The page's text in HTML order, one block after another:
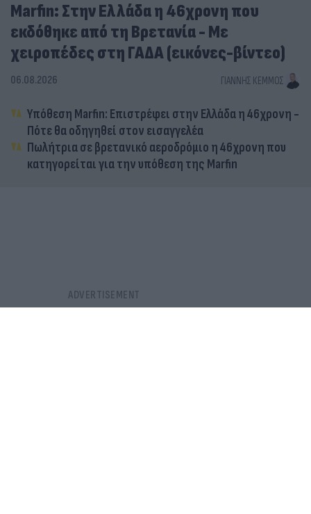
Marfin: Στην Ελλάδα η 46χρονη που
εκδόθηκε από τη Βρετανία - Με
χειροπέδες στη ΓΑΔΑ (εικόνες-βίντεο)
06.08.2026 ΓΙΆΝΝΗΣ ΚΈΜΜΟΣ
Υπόθεση Marfin: Επιστρέφει στην Ελλάδα η 46χρονη -
Πότε θα οδηγηθεί στον εισαγγελέα
Πωλήτρια σε βρετανικό αεροδρόμιο η 46χρονη που
κατηγορείται για την υπόθεση της Marfin